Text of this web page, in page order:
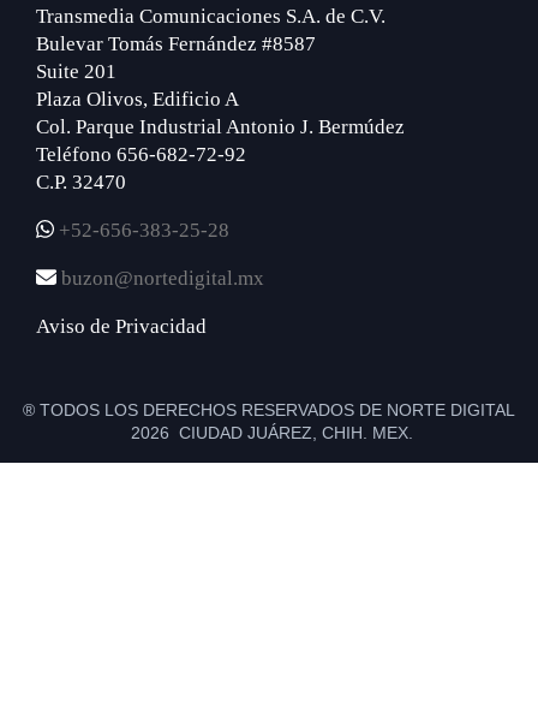
Transmedia Comunicaciones S.A. de C.V.
Bulevar Tomás Fernández #8587
Suite 201
Plaza Olivos, Edificio A
Col. Parque Industrial Antonio J. Bermúdez
Teléfono 656-682-72-92
C.P. 32470
+52-656-383-25-28
buzon@nortedigital.mx
Aviso de Privacidad
® TODOS LOS DERECHOS RESERVADOS DE NORTE DIGITAL
2026 CIUDAD JUÁREZ, CHIH. MEX.